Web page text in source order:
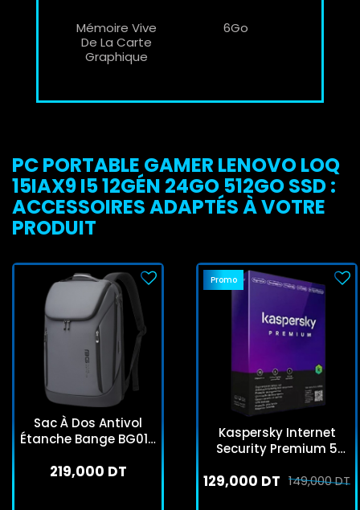
Mémoire Vive
De La Carte
Graphique
6Go
PC PORTABLE GAMER LENOVO LOQ
15IAX9 I5 12GÉN 24GO 512GO SSD :
ACCESSOIRES ADAPTÉS À VOTRE
PRODUIT
Sac À Dos Antivol
Étanche Bange BG014
219,000 DT
Promo
Kaspersky Internet
Security Premium 5
149,000 DT
129,000 DT